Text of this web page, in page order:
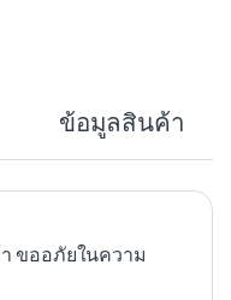
ข้อมูลสินค้า
ขออภัยในความ